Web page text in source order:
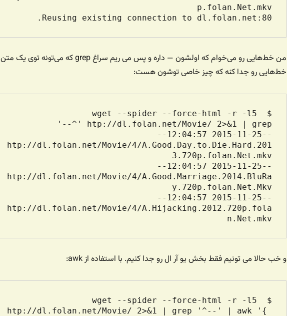
Reusing existing connection to dl.folan.net:80.
من خط‌هایی رو می‌خوام که اولشون — داره و پس می ریم سراغ grep که می‌تونه توی یک متن
خط‌هایی رو جدا کنه که چیز خاصی توشون هست:
$ wget --spider --force-html -r -l5
htp://dl.folan.net/Movie/4/A.Good.Day.to.Die.Hard.201
htp://dl.folan.net/Movie/4/A.Good.Marriage.2014.BluRa
htp://dl.folan.net/Movie/4/A.Hijacking.2012.720p.fola
n.Net.mkv
و خب حالا می تونیم فقط بخش یو آر ال رو جدا کنیم. با استفاده از awk:
$ wget --spider --force-html -r -l5
htp://dl.folan.net/Movie/ 2>&1 | grep '^--' | awk '{